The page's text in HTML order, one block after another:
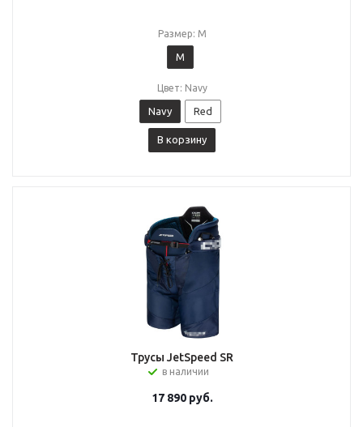
Размер: M
M
Цвет: Navy
Navy Red
В корзину
Трусы JetSpeed SR
в наличии
17 890руб.